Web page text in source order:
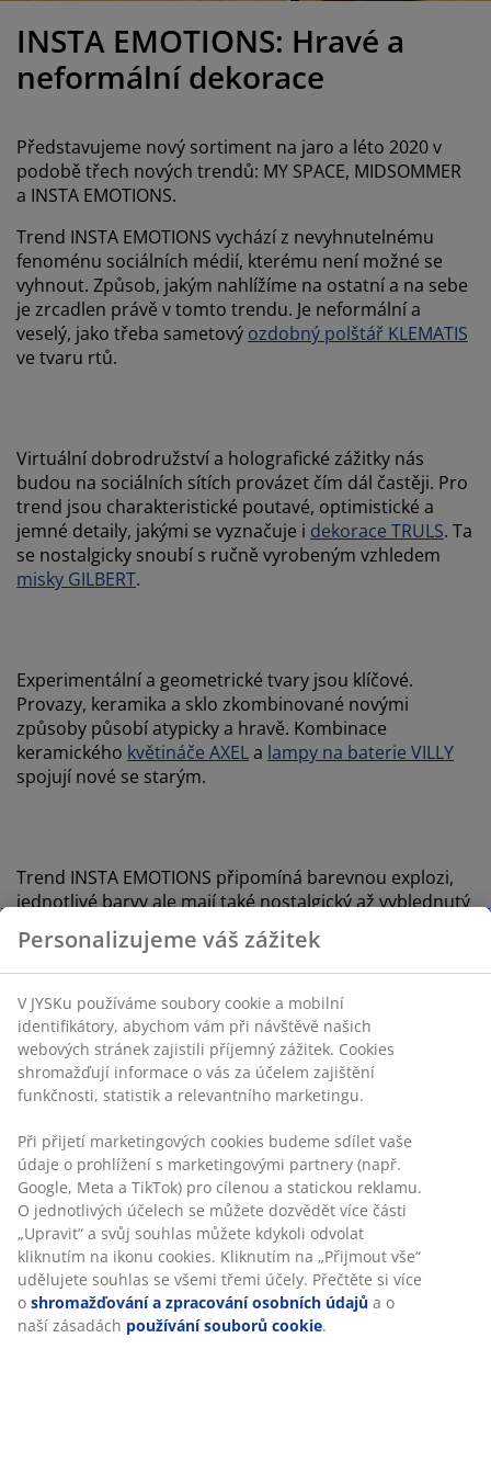
skříněrámy s úložným prostorem
matrace
o nábytek/doplňky
osvětlení
INSTA EMOTIONS: Hravé a
neformální dekorace
Představujeme nový sortiment na jaro a léto 2020 v
podobě třech nových trendů: MY SPACE, MIDSOMMER
a INSTA EMOTIONS.
Trend INSTA EMOTIONS vychází z nevyhnutelnému
fenoménu sociálních médií, kterému není možné se
vyhnout. Způsob, jakým nahlížíme na ostatní a na sebe
je zrcadlen právě v tomto trendu. Je neformální a
veselý, jako třeba sametový ozdobný polštář KLEMATIS
ve tvaru rtů.
Virtuální dobrodružství a holografické zážitky nás
budou na sociálních sítích provázet čím dál častěji. Pro
trend jsou charakteristické poutavé, optimistické a
jemné detaily, jakými se vyznačuje i dekorace TRULS. Ta
se nostalgicky snoubí s ručně vyrobeným vzhledem
misky GILBERT.
Experimentální a geometrické tvary jsou klíčové.
Provazy, keramika a sklo zkombinované novými
způsoby působí atypicky a hravě. Kombinace
keramického květináče AXELa lampy na baterie VILLY
spojují nové se starým.
Trend INSTA EMOTIONS připomíná barevnou explozi,
jednotlivé barvy ale mají také nostalgický až vyblednutý
vzhled. Nejdůležitějšími barvami jsou korálová, růžová
a oranžová. Jsou namíchané tak, aby k sobě navzájem
dokonale ladily.Dětský koberec GULMAUREje
dostupný v různých vzorech, všechny v jemných
odstínech.
MIDSUMMERaMYSPACE.
Datum: 01/04/2020
Klíčová slova:novinky
Personalizujeme váš zážitek
V JYSKu používáme soubory cookie a mobilní
identifikátory, abychom vám při návštěvě našich
webových stránek zajistili příjemný zážitek. Cookies
shromažďují informace o vás za účelem zajištění
funkčnosti, statistik a relevantního marketingu.
Při přijetí marketingových cookies budeme sdílet vaše
údaje o prohlížení s marketingovými partnery (např.
Google, Meta a TikTok) pro cílenou a statickou reklamu.
O jednotlivých účelech se můžete dozvědět více části
„Upravit“ a svůj souhlas můžete kdykoli odvolat
kliknutím na ikonu cookies. Kliknutím na „Přijmout vše“
udělujete souhlas se všemi třemi účely. Přečtěte si více
o shromažďování a zpracování osobních údajů a o
naší zásadách používání souborů cookie.